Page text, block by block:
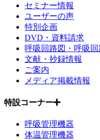
セミナー情報
ユーザーの声
特別企画
DVD・資料請求
呼吸回路図・呼吸回
文献・抄録情報
ご案内
メディア掲載情報
特設コーナー
呼吸管理機器
体温管理機器